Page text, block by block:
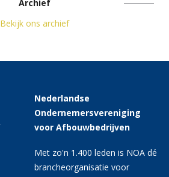
Archief
Bekijk ons archief
Nederlandse
Ondernemersvereniging
voor Afbouwbedrijven
Met zo'n 1.400 leden is NOA dé
brancheorganisatie voor